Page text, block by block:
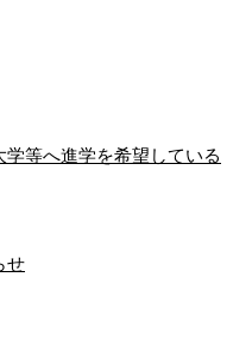
学等へ進学を希望している
せ